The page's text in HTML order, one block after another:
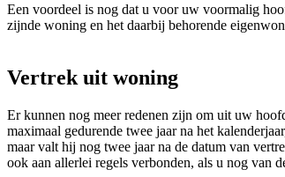
Een voordeel is nog dat u voor uw voormalig
zijnde woning en het daarbij behorende
Vertrek uit woning
Er kunnen nog meer redenen zijn om uit uw
maximaal gedurende twee jaar na het
maar valt hij nog twee jaar na de datum van
ook aan allerlei regels verbonden, als u nog van